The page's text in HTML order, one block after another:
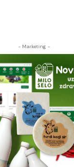
- Marketing -